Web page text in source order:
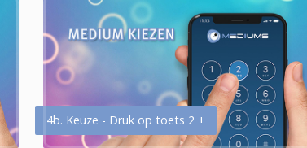
4b. Keuze - Druk op toets 2 +